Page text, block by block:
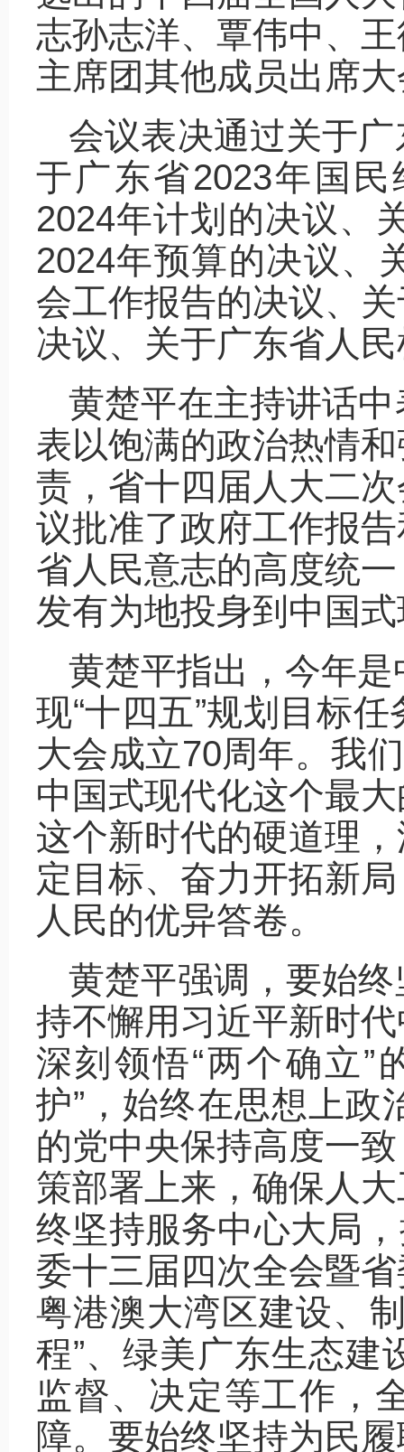
志孙志洋、覃伟中、
主席团其他成员出席
会议表决通过关于
于广东省2023年国
2024年计划的决议、
2024年预算的决议、
会工作报告的决议、
决议、关于广东省人
黄楚平在主持讲话
表以饱满的政治热情
责，省十四届人大二
议批准了政府工作报
省人民意志的高度统
发有为地投身到中国
黄楚平指出，今年
现“十四五”规划目标
大会成立70周年。我
中国式现代化这个最
这个新时代的硬道理
定目标、奋力开拓新
人民的优异答卷。
黄楚平强调，要始
持不懈用习近平新时
深刻领悟“两个确立”
护”，始终在思想上政
的党中央保持高度一
策部署上来，确保人
终坚持服务中心大局
委十三届四次全会暨
粤港澳大湾区建设、
程”、绿美广东生态建
监督、决定等工作，
障。要始终坚持为民